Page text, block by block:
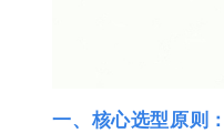
一、核心选型原则